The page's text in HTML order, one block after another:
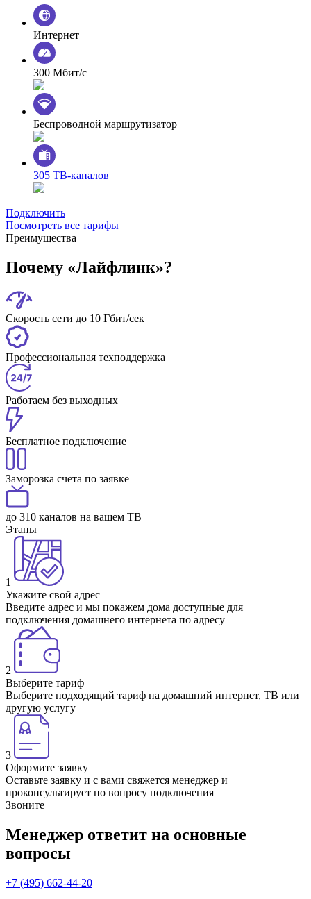
Интернет
300 Мбит/с
Беспроводной маршрутизатор
305 ТВ-каналов
Подключить
Посмотреть все тарифы
Преимущества
Почему «Лайфлинк»?
Скорость сети до 10 Гбит/сек
Профессиональная техподдержка
Работаем без выходных
Бесплатное подключение
Заморозка счета по заявке
до 310 каналов на вашем ТВ
Этапы
1
Укажите свой адрес
Введите адрес и мы покажем дома доступные для
подключения домашнего интернета по адресу
2
Выберите тариф
Выберите подходящий тариф на домашний интернет, ТВ или
другую услугу
3
Оформите заявку
Оставьте заявку и с вами свяжется менеджер и
проконсультирует по вопросу подключения
Звоните
Менеджер ответит на основные
вопросы
+7 (495) 662-44-20